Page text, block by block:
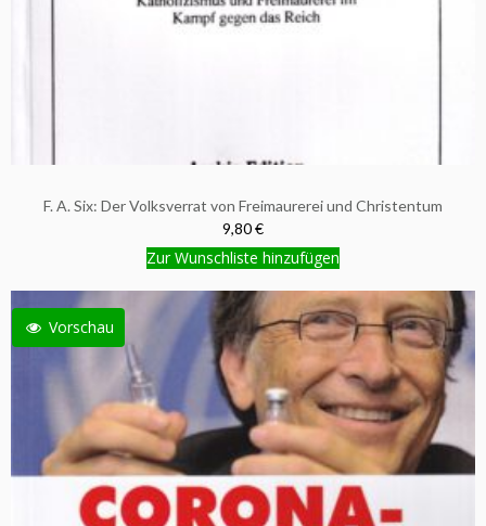
F. A. Six: Der Volksverrat von Freimaurerei und Christentum
9,80 €
Zur Wunschliste hinzufügen
Vorschau